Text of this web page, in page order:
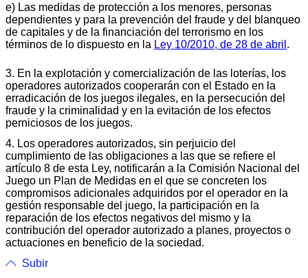
e) Las medidas de protección a los menores, personas
dependientes y para la prevención del fraude y del blanqueo
de capitales y de la financiación del terrorismo en los
términos de lo dispuesto en la Ley 10/2010, de 28 de abril .
3. En la explotación y comercialización de las loterías, los
operadores autorizados cooperarán con el Estado en la
erradicación de los juegos ilegales, en la persecución del
fraude y la criminalidad y en la evitación de los efectos
perniciosos de los juegos.
4. Los operadores autorizados, sin perjuicio del
cumplimiento de las obligaciones a las que se refiere el
artículo 8 de esta Ley, notificarán a la Comisión Nacional del
Juego un Plan de Medidas en el que se concreten los
compromisos adicionales adquiridos por el operador en la
gestión responsable del juego, la participación en la
reparación de los efectos negativos del mismo y la
contribución del operador autorizado a planes, proyectos o
actuaciones en beneficio de la sociedad.
Subir